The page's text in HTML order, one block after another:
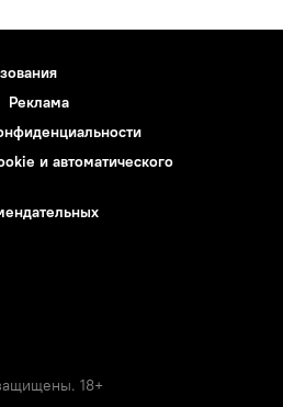
Реклама
и автоматического
18+